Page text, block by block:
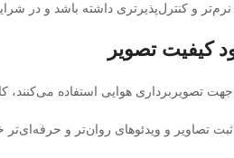
نرم‌تر و کنترل‌پذیرتری داشته باشد و در
کیفیت تصویر
تصاویر و ویدئوهای روان‌تر و